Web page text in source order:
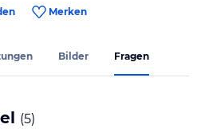
Merken
Bilder Fragen
(5)